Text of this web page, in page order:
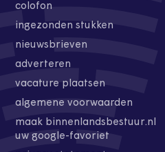
colofon
ingezonden stukken
nieuwsbrieven
adverteren
vacature plaatsen
algemene voorwaarden
maak binnenlandsbestuur.nl
uw google-favoriet